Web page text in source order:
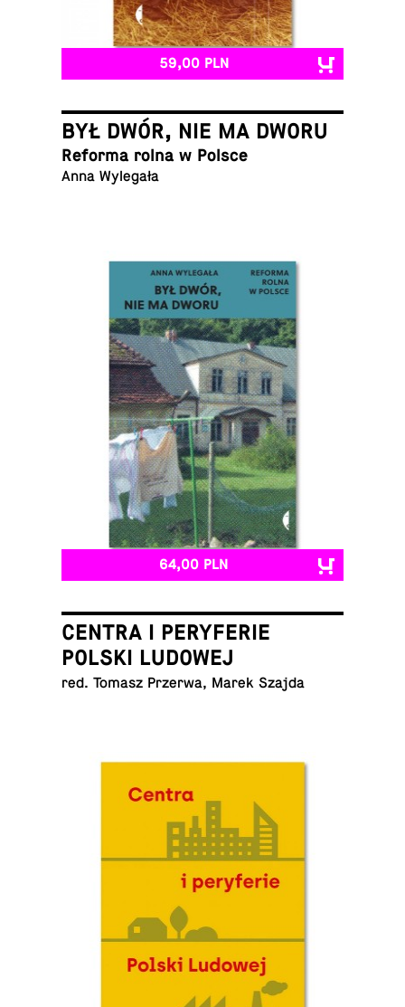
59,00 PLN
BYŁ DWÓR, NIE MA DWORU
Reforma rolna w Polsce
Anna Wylegała
64,00 PLN
CENTRA I PERYFERIE
POLSKI LUDOWEJ
red. Tomasz Przerwa, Marek Szajda